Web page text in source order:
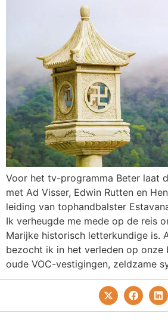
Voor het tv-programma Beter laat
met Ad Visser, Edwin Rutten en
leiding van tophandbalster
Ik verheugde me mede op de reis
Marijke historisch letterkundige is.
bezocht ik in het verleden op onze
oude VOC-vestigingen, zeldzame